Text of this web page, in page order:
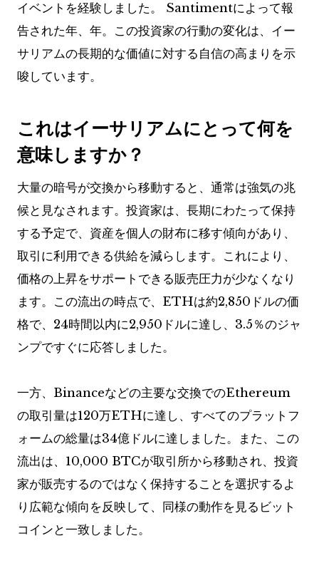
イベントを経験しました。 Santimentによって報
告された年、年。この投資家の行動の変化は、イー
サリアムの長期的な価値に対する自信の高まりを示
唆しています。
これはイーサリアムにとって何を
意味しますか？
大量の暗号が交換から移動すると、通常は強気の兆
候と見なされます。投資家は、長期にわたって保持
する予定で、資産を個人の財布に移す傾向があり、
取引に利用できる供給を減らします。これにより、
価格の上昇をサポートできる販売圧力が少なくなり
ます。この流出の時点で、ETHは約2,850ドルの価
格で、24時間以内に2,950ドルに達し、3.5％のジャ
ンプですぐに応答しました。
一方、Binanceなどの主要な交換でのEthereum
の取引量は120万ETHに達し、すべてのプラットフ
ォームの総量は34億ドルに達しました。また、この
流出は、10,000 BTCが取引所から移動され、投資
家が販売するのではなく保持することを選択するよ
り広範な傾向を反映して、同様の動作を見るビット
コインと一致しました。